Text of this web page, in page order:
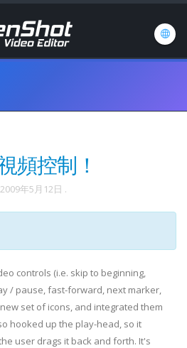
頻控制！
2009年5月12日 .
controls (i.e. skip to beginning,
/ pause, fast-forward, next marker,
set of icons, and integrated them
hooked up the play-head, so it
user drags it back and forth. It's